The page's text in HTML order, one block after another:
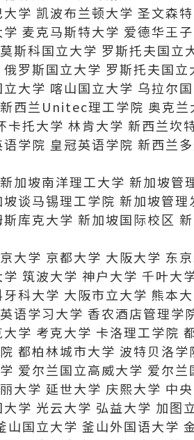
学 凯波布兰顿大学 圣文森
麦克马斯特大学 爱德华王
斯科国立大学 罗斯托夫国立
俄罗斯国立大学 罗斯托夫国
大学 喀山国立大学 乌拉尔
西兰Unitec理工学院 奥克兰
卡托大学 林肯大学 新西兰坎
学院 皇冠英语学院 新西兰
加坡南洋理工大学 新加坡管
谈马锡理工学院 新加坡管
库克大学 新加坡国际校区
大学 京都大学 大阪大学 东
筑波大学 神户大学 千叶大
科大学 大阪市立大学 熊本
语学习大学 香农酒店管理学
学 考克大学 卡洛理工学院
都柏林城市大学 波特贝洛
爱尔兰国立高威大学 爱尔
大学 延世大学 庆熙大学 中
学 光云大学 弘益大学 加图
山国立大学 釜山外国语大学